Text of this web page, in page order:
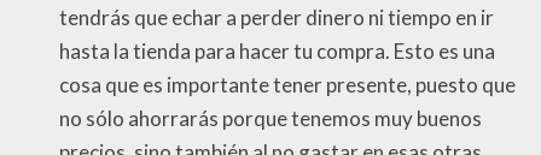
tendrás que echar a perder dinero ni tiempo en ir
hasta la tienda para hacer tu compra. Esto es una
cosa que es importante tener presente, puesto que
no sólo ahorrarás porque tenemos muy buenos